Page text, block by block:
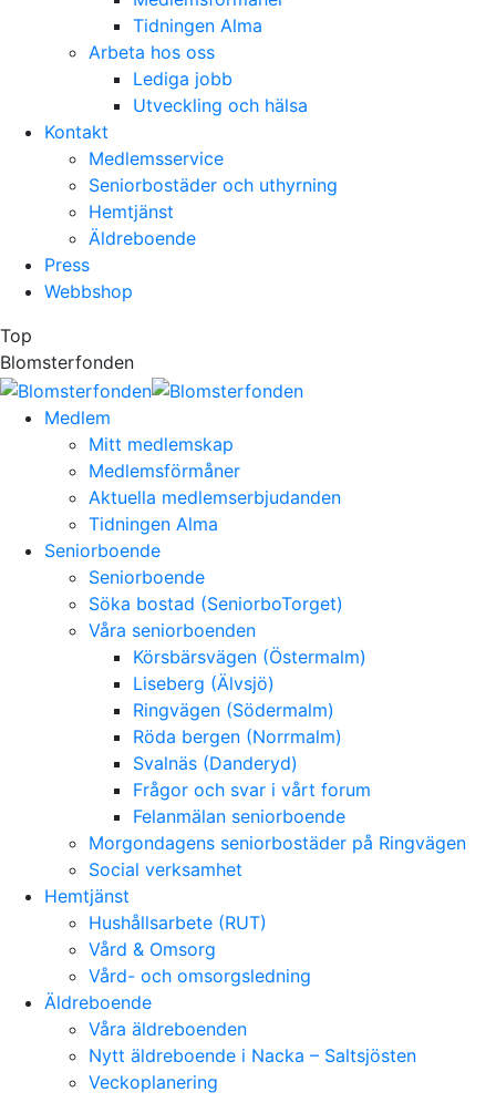
Tidningen Alma
Arbeta hos oss
Lediga jobb
Utveckling och hälsa
Kontakt
Medlemsservice
Seniorbostäder och uthyrning
Hemtjänst
Äldreboende
Press
Webbshop
Top
Blomsterfonden
Medlem
Mitt medlemskap
Medlemsförmåner
Aktuella medlemserbjudanden
Tidningen Alma
Seniorboende
Seniorboende
Söka bostad (SeniorboTorget)
Våra seniorboenden
Körsbärsvägen (Östermalm)
Liseberg (Älvsjö)
Ringvägen (Södermalm)
Röda bergen (Norrmalm)
Svalnäs (Danderyd)
Frågor och svar i vårt forum
Felanmälan seniorboende
Morgondagens seniorbostäder på Ringvägen
Social verksamhet
Hemtjänst
Hushållsarbete (RUT)
Vård & Omsorg
Vård- och omsorgsledning
Äldreboende
Våra äldreboenden
Nytt äldreboende i Nacka – Saltsjösten
Veckoplanering